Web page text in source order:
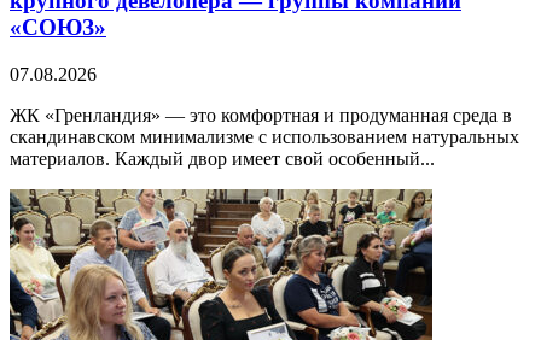
«СОЮЗ»
07.08.2026
ЖК «Гренландия» — это комфортная и продуманная среда в
скандинавском минимализме с использованием натуральных
материалов. Каждый двор имеет свой особенный...